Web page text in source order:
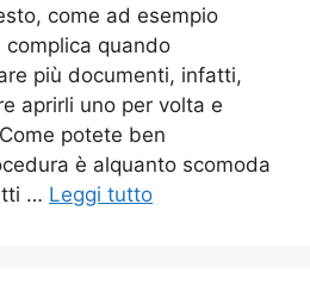
come ad esempio
complica quando
più documenti, infatti,
aprirli uno per volta e
potete ben
è alquanto scomoda
… Leggi tutto